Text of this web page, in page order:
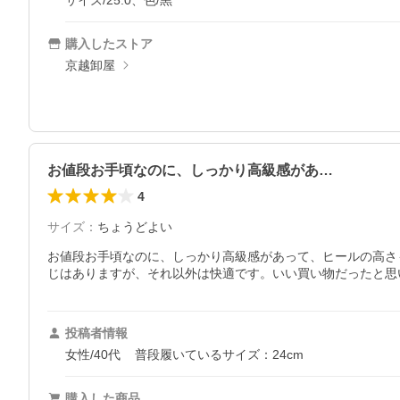
購入したストア
京越卸屋
お値段お手頃なのに、しっかり高級感があ…
4
サイズ ： ちょうどよい
お値段お手頃なのに、しっかり高級感があって、ヒールの高
じはありますが、それ以外は快適です。いい買い物だったと
投稿者情報
女性/40代
普段履いているサイズ：24cm